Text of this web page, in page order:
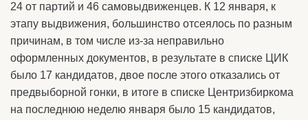
24 от партий и 46 самовыдвиженцев. К 12 января, к
этапу выдвижения, большинство отсеялось по разным
причинам, в том числе из-за неправильно
оформленных документов, в результате в списке ЦИК
было 17 кандидатов, двое после этого отказались от
предвыборной гонки, в итоге в списке Центризбиркома
на последнюю неделю января было 15 кандидатов,